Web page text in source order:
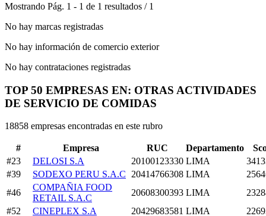
Mostrando Pág. 1 - 1 de 1 resultados / 1
No hay marcas registradas
No hay información de comercio exterior
No hay contrataciones registradas
TOP 50 EMPRESAS EN: OTRAS ACTIVIDADES
DE SERVICIO DE COMIDAS
18858 empresas encontradas en este rubro
# Empresa RUC Departamento
#23
DELOSI S.A 20100123330 LIMA
#39
SODEXO PERU S.A.C 20414766308 LIMA
#46
COMPAÑIA FOOD
RETAIL S.A.C
20608300393 LIMA
#52
CINEPLEX S.A 20429683581 LIMA